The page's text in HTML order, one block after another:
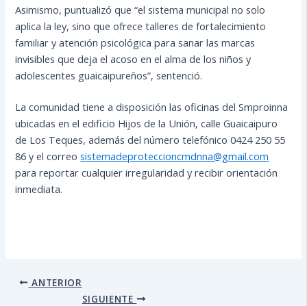
Asimismo, puntualizó que “el sistema municipal no solo
aplica la ley, sino que ofrece talleres de fortalecimiento
familiar y atención psicológica para sanar las marcas
invisibles que deja el acoso en el alma de los niños y
adolescentes guaicaipureños”, sentenció.
La comunidad tiene a disposición las oficinas del Smproinna
ubicadas en el edificio Hijos de la Unión, calle Guaicaipuro
de Los Teques, además del número telefónico 0424 250 55
86 y el correosistemadeproteccioncmdnna@gmail.com
para reportar cualquier irregularidad y recibir orientación
inmediata.
ANTERIOR
SIGUIENTE